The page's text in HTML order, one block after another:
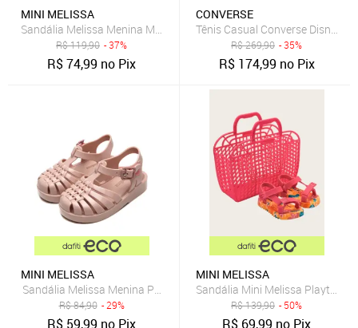
MINI MELISSA
Sandália Melissa Menina Mel Possession Nude
R$119,90 - 37%
R$74,99 no Pix
CONVERSE
R$269,90 - 35%
R$ 174,99 no Pix
MINI MELISSA
Sandália Melissa Menina Possession Bb Nude
R$84,90 - 29%
R$ 59,99 no Pix
MINI MELISSA
Sandália Mini Melissa Playtime
R$139,90 - 50%
R$ 69,99 no Pix